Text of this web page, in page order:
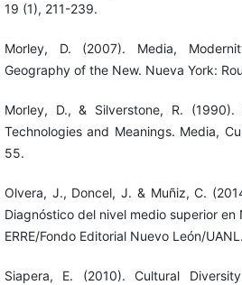
19 (1), 211-239.
Morley, D. (2007). Media,
Geography of the New. Nueva York:
Morley, D., & Silverstone, R. (1990).
Technologies and Meanings. Media,
55.
Olvera, J., Doncel, J. & Muñiz, C.
Diagnóstico del nivel medio superior
ERRE/Fondo Editorial Nuevo León/UANL.
Siapera, E. (2010). Cultural